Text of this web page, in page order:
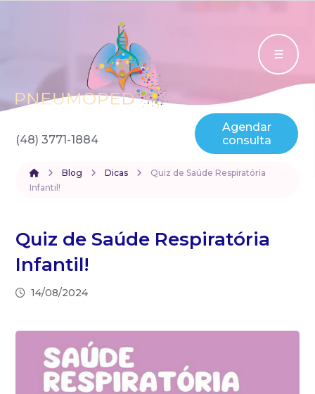
(48) 3771-1884
Agendar
consulta
Blog Dicas
Quiz de Saúde Respiratória
Infantil!
Quiz de Saúde Respiratória
Infantil!
14/08/2024